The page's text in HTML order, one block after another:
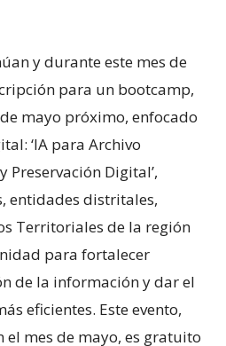
y durante este mes de
para un bootcamp,
mayo próximo, enfocado
‘IA para Archivo
Preservación Digital’,
entidades distritales,
Territoriales de la región
para fortalecer
de la información y dar el
eficientes. Este evento,
el mes de mayo, es gratuito